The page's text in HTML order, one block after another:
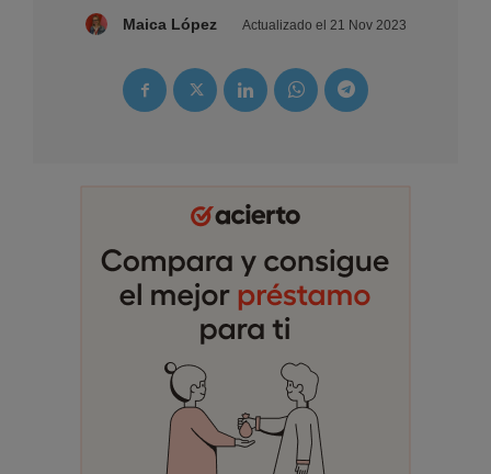
Maica López Actualizado el 21 Nov 2023